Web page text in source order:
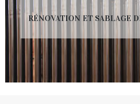
RÉNOVATION ET SABLAGE